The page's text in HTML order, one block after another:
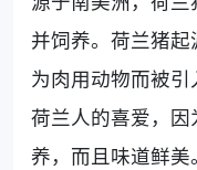
并饲养。荷兰猪
为肉用动物而被
荷兰人的喜爱，
养，而且味道鲜美。